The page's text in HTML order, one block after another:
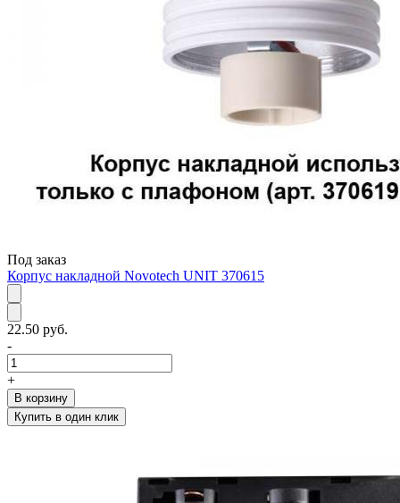
Под заказ
Корпус накладной Novotech UNIT 370615
22.50 руб.
-
+
В корзину
Купить в один клик